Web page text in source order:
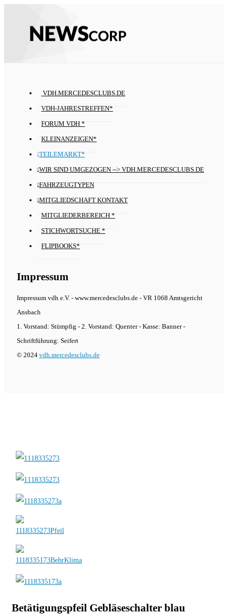
VDH.MERCEDESCLUBS.DE
VDH-JAHRESTREFFEN*
FORUM VDH *
KLEINANZEIGEN*
TEILEMARKT*
WIR SIND UMGEZOGEN --> VDH.MERCEDESCLUBS.DE
FAHRZEUGTYPEN
MITGLIEDSCHAFT KONTAKT
MITGLIEDERBEREICH *
STICHWORTSUCHE *
FLIPBOOKS*
Impressum
Impressum vdh e.V. - www.mercedesclubs.de - VR 1068 Amtsgericht
Ansbach
1. Vorstand: Stümpfig - 2. Vorstand: Quenter - Kasse: Banner -
Schriftführung: Seifert
© 2024 vdh.mercedesclubs.de
Betätigungspfeil Gebläseschalter blau